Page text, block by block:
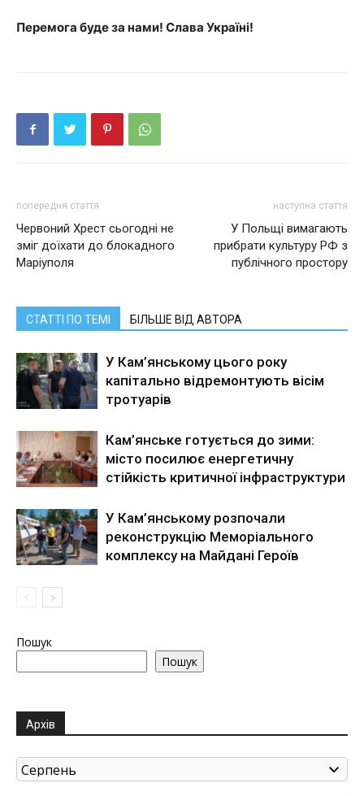
Перемога буде за нами! Слава Україні!
попередня стаття
Червоний Хрест сьогодні не
зміг доїхати до блокадного
Маріуполя
наступна стаття
У Польщі вимагають
прибрати культуру РФ з
публічного простору
СТАТТІ ПО ТЕМІ БІЛЬШЕ ВІД АВТОРА
У Кам’янському цього року
капітально відремонтують вісім
тротуарів
Кам’янське готується до зими:
місто посилює енергетичну
стійкість критичної інфраструктури
У Кам’янському розпочали
реконструкцію Меморіального
комплексу на Майдані Героїв
Пошук
Пошук
Архів